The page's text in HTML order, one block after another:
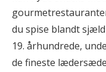
du spise blandt
19. århundrede,
de fineste